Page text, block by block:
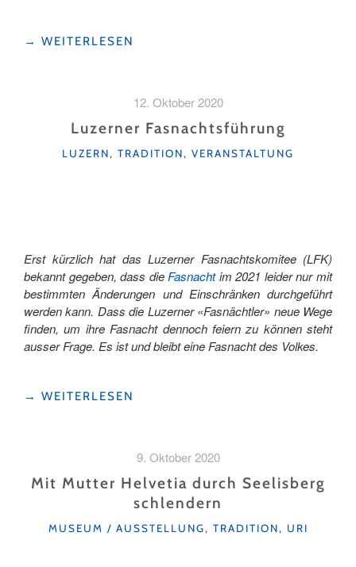
"HOCHMOOR
→ WEITERLESEN
12. Oktober 2020
Luzerner Fasnachtsführung
KATEGORIEN
LUZERN, TRADITION, VERANSTALTUNG
Erst kürzlich hat das Luzerner Fasnachtskomitee (LFK)
bekannt gegeben, dass die Fasnachtim 2021 leider nur mit
bestimmten Änderungen und Einschränken durchgeführt
werden kann. Dass die Luzerner «Fasnächtler» neue Wege
finden, um ihre Fasnacht dennoch feiern zu können steht
ausser Frage. Es ist und bleibt eine Fasnacht des Volkes.
"LUZERNER
→ WEITERLESEN
9. Oktober 2020
Mit Mutter Helvetia durch Seelisberg
schlendern
KATEGORIEN
MUSEUM / AUSSTELLUNG, TRADITION, URI